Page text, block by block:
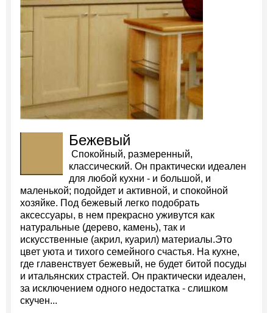
Бежевый
Спокойный, размеренный,
классический. Он практически идеален
для любой кухни - и большой, и
маленькой; подойдет и активной, и спокойной
хозяйке. Под бежевый легко подобрать
аксессуары, в нем прекрасно уживутся как
натуральные (дерево, камень), так и
искусственные (акрил, куарил) материалы.Это
цвет уюта и тихого семейного счастья. На кухне,
где главенствует бежевый, не будет битой посуды
и итальянских страстей. Он практически идеален,
за исключением одного недостатка - слишком
скучен...